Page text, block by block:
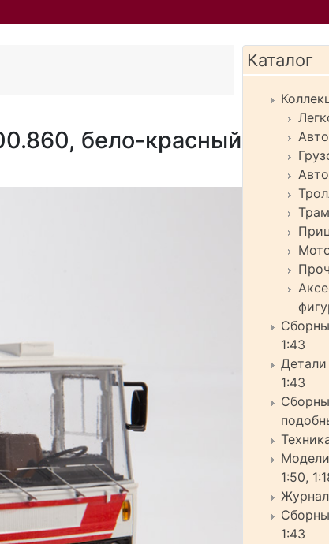
бело-красный
Каталог
1:43
1:43
1:50,
1:43